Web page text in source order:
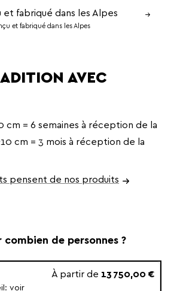
et fabriqué dans les Alpes
AVEC
cm = 6 semaines à réception de la
cm = 3 mois à réception de la
pensent de nos produits
combien de personnes ?
voir
À partir de 13 750,00 €